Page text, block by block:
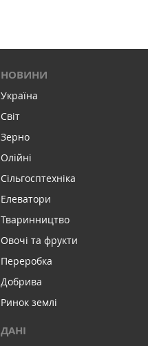
НОВИНИ
Україна
Світ
Зерно
Олійні
Сільгосптехніка
Елеватори
Тваринництво
Овочі та фрукти
Переробка
Добрива
Ринок землі
ДАНІ